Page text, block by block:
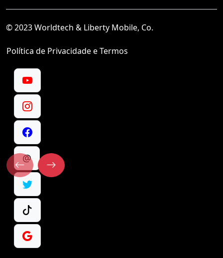
© 2023 Worldtech & Liberty Mobile, Co.
Política de Privacidade e Termos
@